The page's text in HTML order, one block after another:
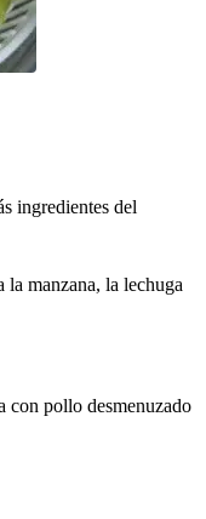
ingredientes del
la manzana, la lechuga
con pollo desmenuzado